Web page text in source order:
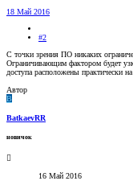
18 Май 2016
#2
С точки зрения ПО никаких
Ограничивающим фактором будет
доступа расположены практически
Автор
B
BatkaevRR
новичок
16 Май 2016